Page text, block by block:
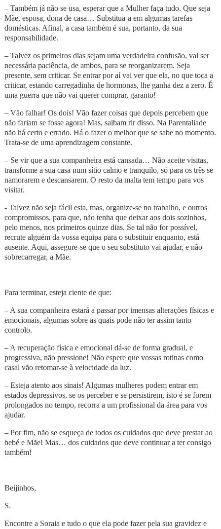
– Também já não se usa, esperar que a Mulher faça tudo. Que seja
Mãe, esposa, dona de casa… Substitua-a em algumas tarefas
domésticas. Afinal, a casa também é sua, portanto, da sua
responsabilidade.
– Talvez os primeiros dias sejam uma verdadeira confusão, vai ser
necessária paciência, de ambos, para se reorganizarem. Seja
presente, sem criticar. Se entrar por aí vai ver que ela, no que toca a
criticar, estando carregadinha de hormonas, lhe ganha dez a zero. É
uma guerra que não vai querer comprar, garanto!
– Vão falhar! Os dois! Vão fazer coisas que depois percebem que
não fariam se fosse agora! Mas, saibam rir disso. Na Parentaliade
não há certo e errado. Há o fazer o melhor que se sabe no momento.
Trata-se de uma aprendizagem constante.
– Se vir que a sua companheira está cansada… Não aceite visitas,
transforme a sua casa num sítio calmo e tranquilo, só para os três se
namorarem e descansarem. O resto da malta tem tempo para vos
visitar.
- Talvez não seja fácil esta, mas, organize-se no trabalho, e outros
compromissos, para que, não tenha que deixar aos dois sozinhos,
pelo menos, nos primeiros quinze dias. Se tal não for possível,
recrute alguém da vossa equipa para o substituir enquanto, está
ausente. Aqui, assegure-se que o seu substituto vai ajudar, e não
sobrecarregar, a Mãe.
Para terminar, esteja ciente de que:
– A sua companheira estará a passar por imensas alterações físicas e
emocionais, algumas sobre as quais pode não ter assim tanto
controlo.
– A recuperação física e emocional dá-se de forma gradual, e
progressiva, não pressione! Não espere que vossas rotinas como
casal vão retomar-se à velocidade da luz.
– Esteja atento aos sinais! Algumas mulheres podem entrar em
estados depressivos, se os perceber e se persistirem, isto é se forem
prolongados no tempo, recorra a um profissional da área para vos
ajudar.
– Por fim, não se esqueça de todos os cuidados que deve prestar ao
bebé e Mãe! Mas… dos cuidados que deve continuar a ter consigo
também!
Beijinhos,
S.
Encontre a Soraia e tudo o que ela pode fazer pela sua gravidez e